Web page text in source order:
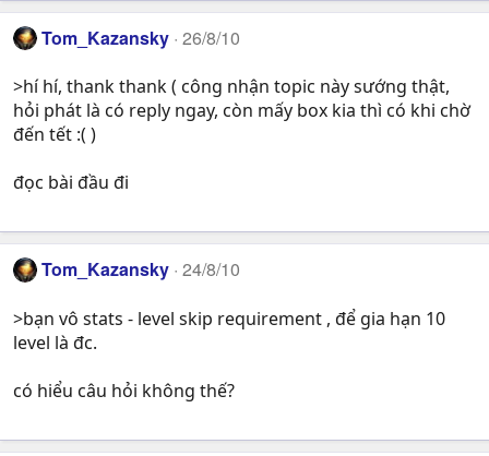
Tom_Kazansky 26/8/10
>hí hí, thank thank ( công nhận topic này sướng thật,
hỏi phát là có reply ngay, còn mấy box kia thì có khi chờ
đến tết :( )
đọc bài đầu đi
Tom_Kazansky 24/8/10
>bạn vô stats - level skip requirement , để gia hạn 10
level là đc.
có hiểu câu hỏi không thế?